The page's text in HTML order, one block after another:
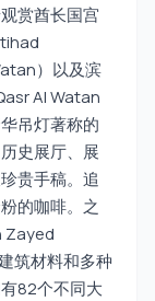
赏酋长国宫
）以及滨
Al Watan
吊灯著称的
史展厅、展
贵手稿。追
的咖啡。之
Zayed
筑材料和多种
82个不同大